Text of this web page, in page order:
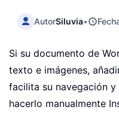
AutorSiluvia•
Si su documento de
texto e imágenes,
facilita su navegación
hacerlo manualmente